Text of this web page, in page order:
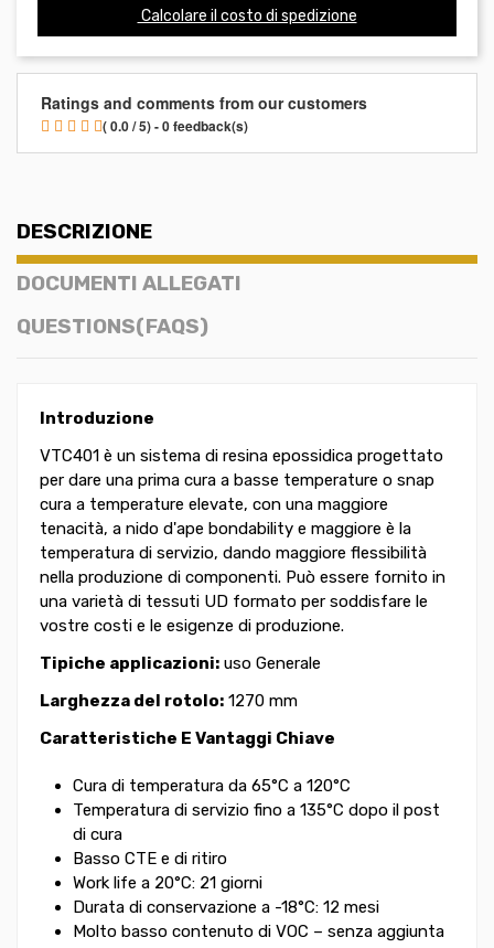
Calcolare il costo di spedizione
Ratings and comments from our customers
( 0.0 / 5) - 0 feedback(s)
DESCRIZIONE
DOCUMENTI ALLEGATI
QUESTIONS(FAQS)
Introduzione
VTC401 è un sistema di resina epossidica progettato
per dare una prima cura a basse temperature o snap
cura a temperature elevate, con una maggiore
tenacità, a nido d'ape bondability e maggiore è la
temperatura di servizio, dando maggiore flessibilità
nella produzione di componenti. Può essere fornito in
una varietà di tessuti UD formato per soddisfare le
vostre costi e le esigenze di produzione.
Tipiche applicazioni: uso Generale
Larghezza del rotolo: 1270 mm
Caratteristiche E Vantaggi Chiave
Cura di temperatura da 65°C a 120°C
Temperatura di servizio fino a 135°C dopo il post
di cura
Basso CTE e di ritiro
Work life a 20°C: 21 giorni
Durata di conservazione a -18°C: 12 mesi
Molto basso contenuto di VOC – senza aggiunta